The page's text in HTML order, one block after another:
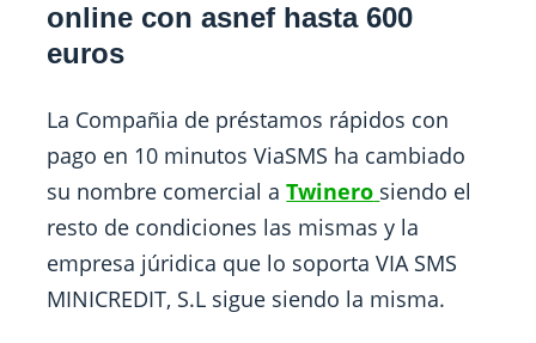
online con asnef hasta 600
euros
La Compañia de préstamos rápidos con
pago en 10 minutos ViaSMS ha cambiado
su nombre comercial aTwinero siendo el
resto de condiciones las mismas y la
empresa júridica que lo soporta VIA SMS
MINICREDIT, S.L sigue siendo la misma.